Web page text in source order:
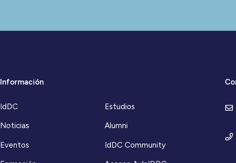
Información
IdDC
Noticias
Eventos
Estudios
Alumni
IdDC Community